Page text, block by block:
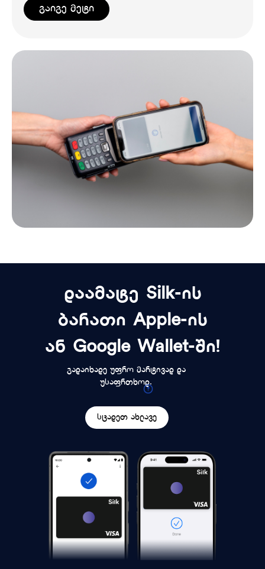
გაიგე მეტი
დაამატე Silk-ის
ბარათი Apple-ის
ან Google Wallet-ში!
გადაიხადე უფრო მარტივად და
უსაფრთხოდ.
სცადეთ ახლავე